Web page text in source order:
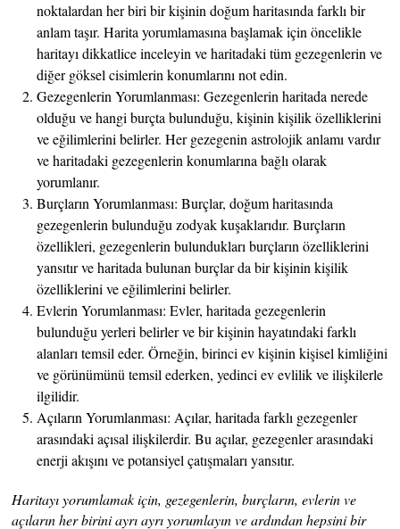
noktalardan her biri bir kişinin doğum haritasında farklı bir
anlam taşır. Harita yorumlamasına başlamak için öncelikle
haritayı dikkatlice inceleyin ve haritadaki tüm gezegenlerin ve
diğer göksel cisimlerin konumlarını not edin.
Gezegenlerin Yorumlanması: Gezegenlerin haritada nerede
olduğu ve hangi burçta bulunduğu, kişinin kişilik özelliklerini
ve eğilimlerini belirler. Her gezegenin astrolojik anlamı vardır
ve haritadaki gezegenlerin konumlarına bağlı olarak
yorumlanır.
Burçların Yorumlanması: Burçlar, doğum haritasında
gezegenlerin bulunduğu zodyak kuşaklarıdır. Burçların
özellikleri, gezegenlerin bulundukları burçların özelliklerini
yansıtır ve haritada bulunan burçlar da bir kişinin kişilik
özelliklerini ve eğilimlerini belirler.
Evlerin Yorumlanması: Evler, haritada gezegenlerin
bulunduğu yerleri belirler ve bir kişinin hayatındaki farklı
alanları temsil eder. Örneğin, birinci ev kişinin kişisel kimliğini
ve görünümünü temsil ederken, yedinci ev evlilik ve ilişkilerle
ilgilidir.
Açıların Yorumlanması: Açılar, haritada farklı gezegenler
arasındaki açısal ilişkilerdir. Bu açılar, gezegenler arasındaki
enerji akışını ve potansiyel çatışmaları yansıtır.
Haritayı yorumlamak için, gezegenlerin, burçların, evlerin ve
açıların her birini ayrı ayrı yorumlayın ve ardından hepsini bir